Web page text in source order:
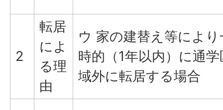
2
転居
によ
る理
由
ウ 家の建替え等により
時的（1年以内）に通学
域外に転居する場合